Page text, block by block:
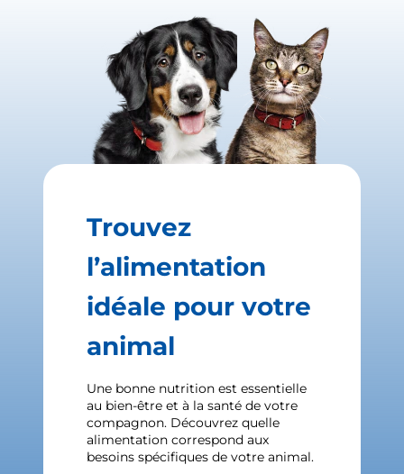
Trouvez
l’alimentation
idéale pour votre
animal
Une bonne nutrition est essentielle
au bien-être et à la santé de votre
compagnon. Découvrez quelle
alimentation correspond aux
besoins spécifiques de votre animal.